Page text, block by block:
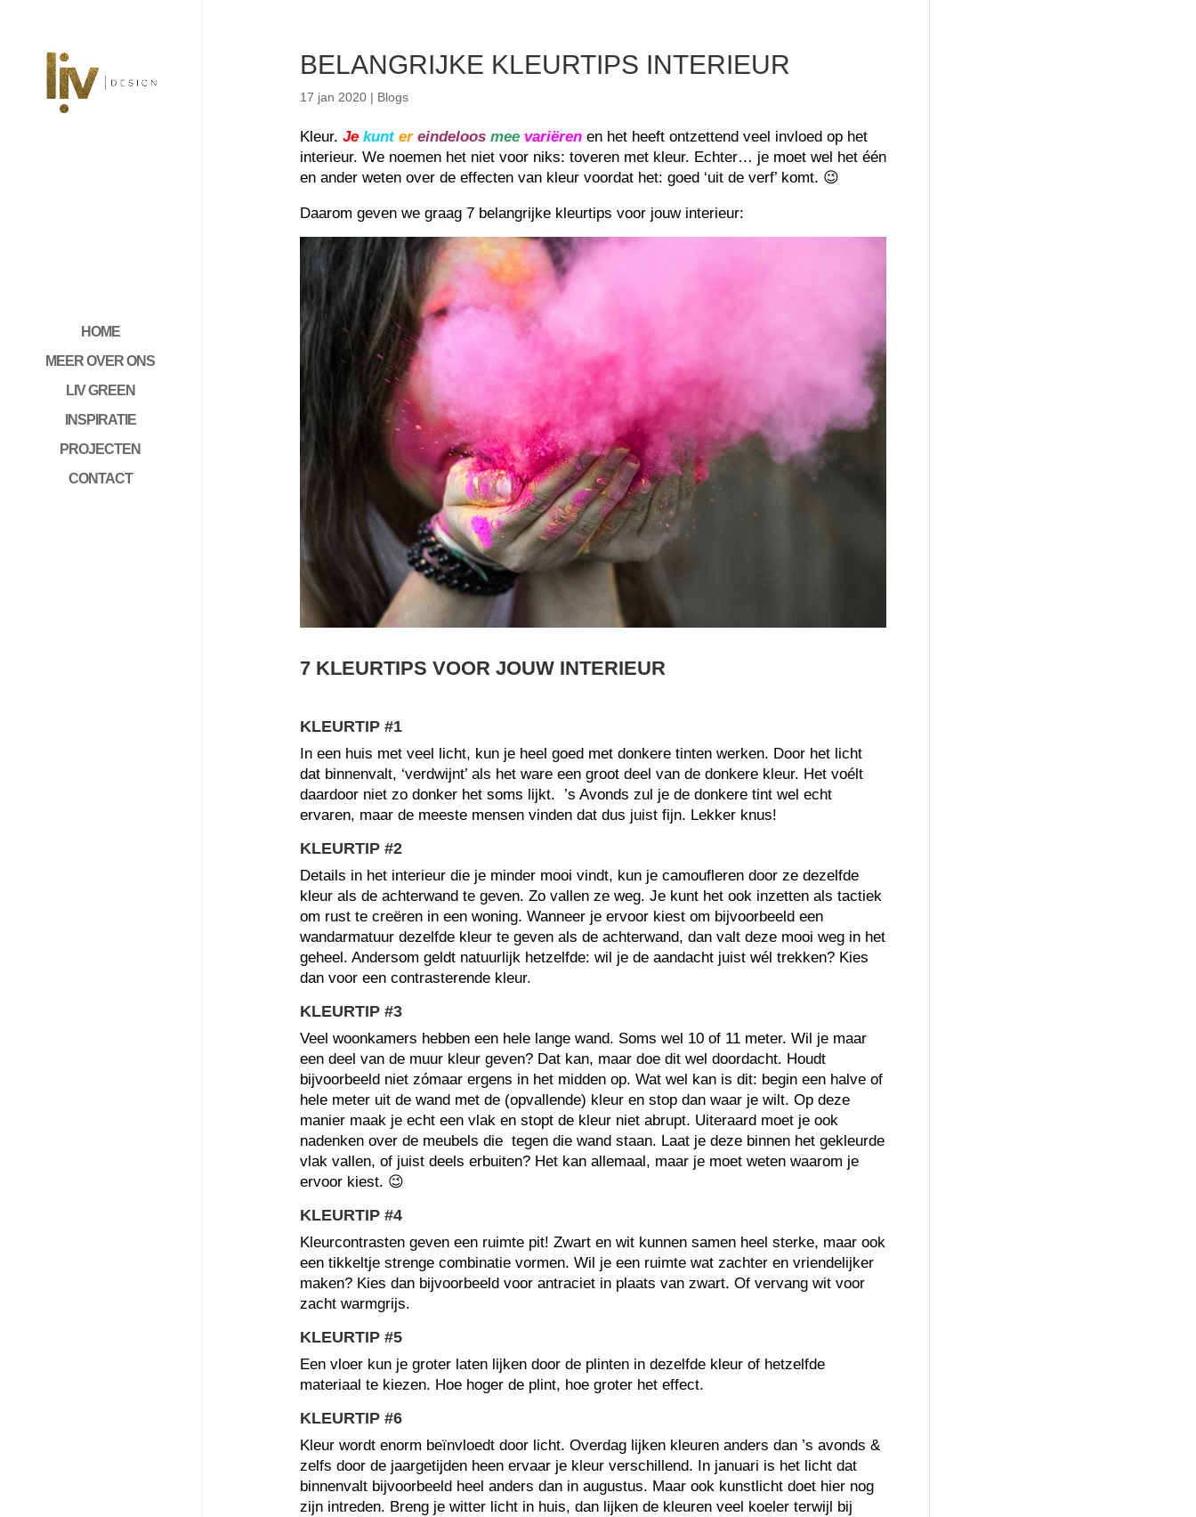
HOME
MEER OVER ONS
LIV GREEN
INSPIRATIE
PROJECTEN
CONTACT
BELANGRIJKE KLEURTIPS INTERIEUR
17 jan 2020| Blogs
Kleur. Je kunt er eindeloos mee variërenen het heeft ontzettend veel invloed op het
interieur. We noemen het niet voor niks: toveren met kleur. Echter… je moet wel het één
en ander weten over de effecten van kleur voordat het: goed ‘uit de verf’ komt. 😉
Daarom geven we graag 7 belangrijke kleurtips voor jouw interieur:
7 KLEURTIPS VOOR JOUW INTERIEUR
KLEURTIP #1
In een huis met veel licht, kun je heel goed met donkere tinten werken. Door het licht
dat binnenvalt, ‘verdwijnt’ als het ware een groot deel van de donkere kleur. Het voélt
daardoor niet zo donker het soms lijkt. ’s Avonds zul je de donkere tint wel echt
ervaren, maar de meeste mensen vinden dat dus juist fijn. Lekker knus!
KLEURTIP #2
Details in het interieur die je minder mooi vindt, kun je camoufleren door ze dezelfde
kleur als de achterwand te geven. Zo vallen ze weg. Je kunt het ook inzetten als tactiek
om rust te creëren in een woning. Wanneer je ervoor kiest om bijvoorbeeld een
wandarmatuur dezelfde kleur te geven als de achterwand, dan valt deze mooi weg in het
geheel. Andersom geldt natuurlijk hetzelfde: wil je de aandacht juist wél trekken? Kies
dan voor een contrasterende kleur.
KLEURTIP #3
Veel woonkamers hebben een hele lange wand. Soms wel 10 of 11 meter. Wil je maar
een deel van de muur kleur geven? Dat kan, maar doe dit wel doordacht. Houdt
bijvoorbeeld niet zómaar ergens in het midden op. Wat wel kan is dit: begin een halve of
hele meter uit de wand met de (opvallende) kleur en stop dan waar je wilt. Op deze
manier maak je echt een vlak en stopt de kleur niet abrupt. Uiteraard moet je ook
nadenken over de meubels die tegen die wand staan. Laat je deze binnen het gekleurde
vlak vallen, of juist deels erbuiten? Het kan allemaal, maar je moet weten waarom je
ervoor kiest. 😉
KLEURTIP #4
Kleurcontrasten geven een ruimte pit! Zwart en wit kunnen samen heel sterke, maar ook
een tikkeltje strenge combinatie vormen. Wil je een ruimte wat zachter en vriendelijker
maken? Kies dan bijvoorbeeld voor antraciet in plaats van zwart. Of vervang wit voor
zacht warmgrijs.
KLEURTIP #5
Een vloer kun je groter laten lijken door de plinten in dezelfde kleur of hetzelfde
materiaal te kiezen. Hoe hoger de plint, hoe groter het effect.
KLEURTIP #6
Kleur wordt enorm beïnvloedt door licht. Overdag lijken kleuren anders dan ’s avonds &
zelfs door de jaargetijden heen ervaar je kleur verschillend. In januari is het licht dat
binnenvalt bijvoorbeeld heel anders dan in augustus. Maar ook kunstlicht doet hier nog
zijn intreden. Breng je witter licht in huis, dan lijken de kleuren veel koeler terwijl bij